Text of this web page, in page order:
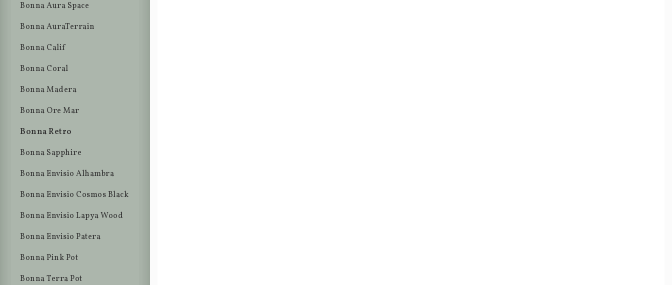
Bonna Aura Space
Bonna AuraTerrain
Bonna Calif
Bonna Coral
Bonna Madera
Bonna Ore Mar
Bonna Retro
Bonna Sapphire
Bonna Envisio Alhambra
Bonna Envisio Cosmos Black
Bonna Envisio Lapya Wood
Bonna Envisio Patera
Bonna Pink Pot
Bonna Terra Pot